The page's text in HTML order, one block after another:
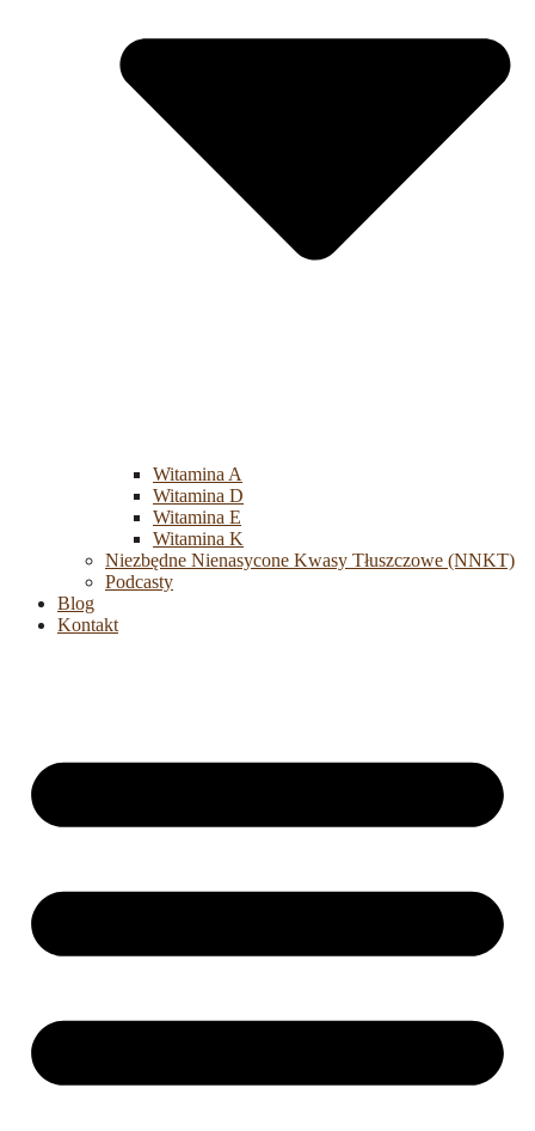
Witamina A
Witamina D
Witamina E
Witamina K
Niezbędne Nienasycone Kwasy Tłuszczowe (NNKT)
Podcasty
Blog
Kontakt